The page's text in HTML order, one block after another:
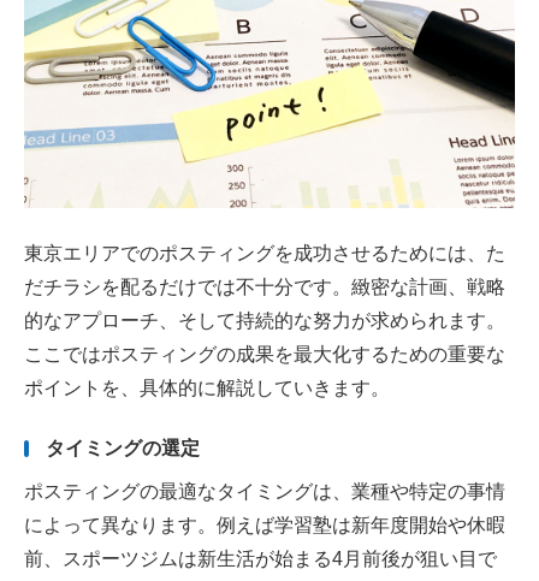
東京エリアでのポスティングを成功させるためには、た
だチラシを配るだけでは不十分です。緻密な計画、戦略
的なアプローチ、そして持続的な努力が求められます。
ここではポスティングの成果を最大化するための重要な
ポイントを、具体的に解説していきます。
タイミングの選定
ポスティングの最適なタイミングは、業種や特定の事情
によって異なります。例えば学習塾は新年度開始や休暇
前、スポーツジムは新生活が始まる4月前後が狙い目で